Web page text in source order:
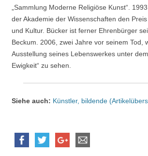
„Sammlung Moderne Religiöse Kunst“.
der Akademie der Wissenschaften den
und Kultur. Bücker ist ferner Ehrenbürger
Beckum. 2006, zwei Jahre vor seinem Tod,
Ausstellung seines Lebenswerkes unter
Ewigkeit“ zu sehen.
Siehe auch: Künstler, bildende